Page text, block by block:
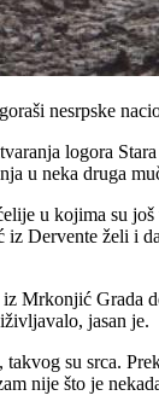
nesrpske
logora
u neka druga
u kojima su
Dervente želi i
Grada
jasan je.
su srca.
nije što je